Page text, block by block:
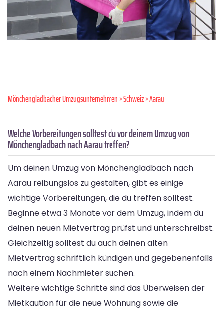
Mönchen­gladbacher Umzugsunternehmen»Schweiz» Aarau
Welche Vorbereitungen solltest du vor deinem Umzug von
Mönchengladbach nach Aarau treffen?
Um deinen Umzug von Mönchengladbach nach
Aarau reibungslos zu gestalten, gibt es einige
wichtige Vorbereitungen, die du treffen solltest.
Beginne etwa 3 Monate vor dem Umzug, indem du
deinen neuen Mietvertrag prüfst und unterschreibst.
Gleichzeitig solltest du auch deinen alten
Mietvertrag schriftlich kündigen und gegebenenfalls
nach einem Nachmieter suchen.
Weitere wichtige Schritte sind das Überweisen der
Mietkaution für die neue Wohnung sowie die